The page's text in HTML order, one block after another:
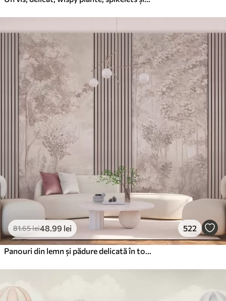
81.65lei48 .99 lei 522